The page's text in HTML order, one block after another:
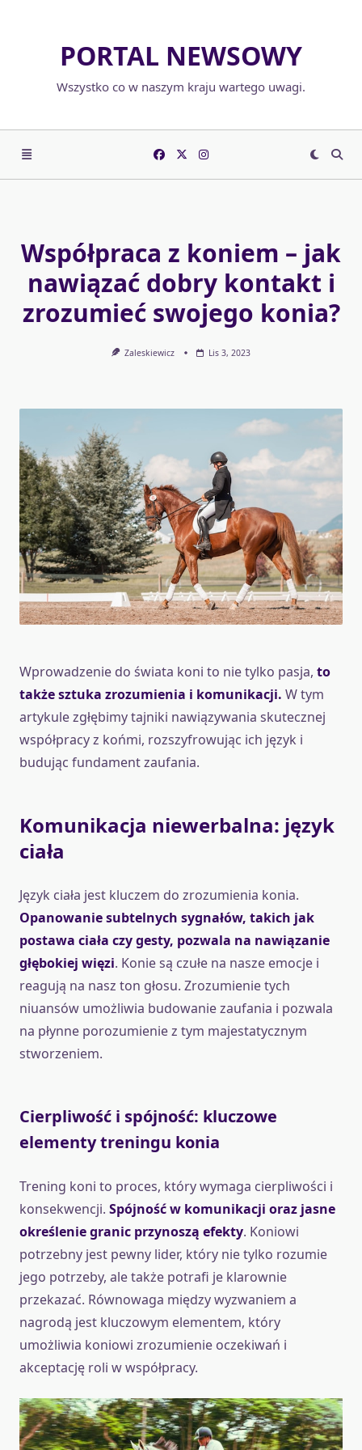
PORTAL NEWSOWY
Wszystko co w naszym kraju wartego uwagi.
Współpraca z koniem – jak
nawiązać dobry kontakt i
zrozumieć swojego konia?
Zaleskiewicz Lis 3, 2023
Wprowadzenie do świata koni to nie tylko pasja, to
także sztuka zrozumienia i komunikacji. W tym
artykule zgłębimy tajniki nawiązywania skutecznej
współpracy z końmi, rozszyfrowując ich język i
budując fundament zaufania.
Komunikacja niewerbalna: język
ciała
Język ciała jest kluczem do zrozumienia konia.
Opanowanie subtelnych sygnałów, takich jak
postawa ciała czy gesty, pozwala na nawiązanie
głębokiej więzi. Konie są czułe na nasze emocje i
reagują na nasz ton głosu. Zrozumienie tych
niuansów umożliwia budowanie zaufania i pozwala
na płynne porozumienie z tym majestatycznym
stworzeniem.
Cierpliwość i spójność: kluczowe
elementy treningu konia
Trening koni to proces, który wymaga cierpliwości i
konsekwencji. Spójność w komunikacji oraz jasne
określenie granic przynoszą efekty. Koniowi
potrzebny jest pewny lider, który nie tylko rozumie
jego potrzeby, ale także potrafi je klarownie
przekazać. Równowaga między wyzwaniem a
nagrodą jest kluczowym elementem, który
umożliwia koniowi zrozumienie oczekiwań i
akceptację roli w współpracy.